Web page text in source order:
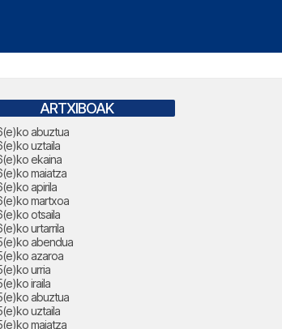
ARTXIBOAK
abuztua
uztaila
ekaina
maiatza
apirila
martxoa
otsaila
urtarrila
abendua
azaroa
urria
iraila
abuztua
uztaila
maiatza